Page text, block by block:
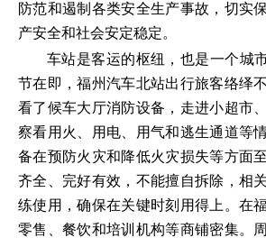
防范和遏制各类安全生产事故，切实
产安全和社会安定稳定。
车站是客运的枢纽，也是一个城
节在即，福州汽车北站出行旅客络绎
看了候车大厅消防设备，走进小超市
察看用火、用电、用气和逃生通道等
备在预防火灾和降低火灾损失等方面
齐全、完好有效，不能擅自拆除，相
练使用，确保在关键时刻用得上。在
零售、餐饮和培训机构等商铺密集。